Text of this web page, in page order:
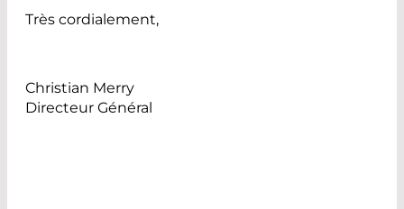
Très cordialement,
Christian Merry
Directeur Général